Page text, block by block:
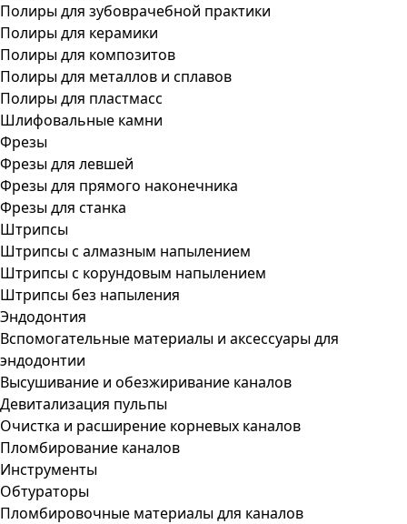
Полиры для зубоврачебной практики
Полиры для керамики
Полиры для композитов
Полиры для металлов и сплавов
Полиры для пластмасс
Шлифовальные камни
Фрезы
Фрезы для левшей
Фрезы для прямого наконечника
Фрезы для станка
Штрипсы
Штрипсы c алмазным напылением
Штрипсы c корундовым напылением
Штрипсы без напыления
Эндодонтия
Вспомогательные материалы и аксессуары для
эндодонтии
Высушивание и обезжиривание каналов
Девитализация пульпы
Очистка и расширение корневых каналов
Пломбирование каналов
Инструменты
Обтураторы
Пломбировочные материалы для каналов